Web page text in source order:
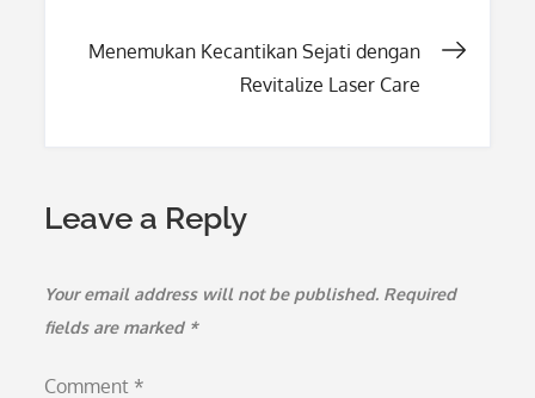
Menemukan Kecantikan Sejati dengan
Revitalize Laser Care
Leave a Reply
Your email address will not be published. Required
fields are marked *
Comment *